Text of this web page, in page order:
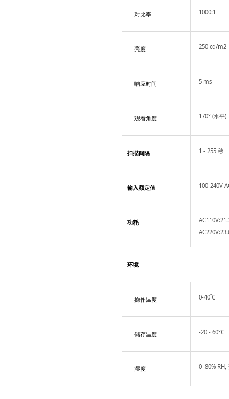
对比率 1000:1
亮度 250 cd/m2
响应时间 5 ms
观看角度 170° (水平)
扫描间隔 1 - 255 秒
输入额定值 100-240V
功耗
环境
操作温度 0-40˚C
储存温度 -20 - 60°C
湿度 0–80% RH,